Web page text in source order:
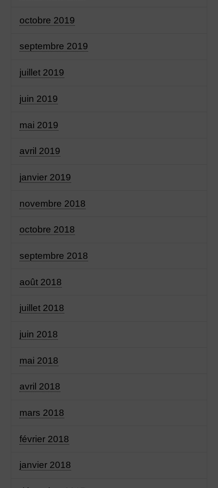
octobre 2019
septembre 2019
juillet 2019
juin 2019
mai 2019
avril 2019
janvier 2019
novembre 2018
octobre 2018
septembre 2018
août 2018
juillet 2018
juin 2018
mai 2018
avril 2018
mars 2018
février 2018
janvier 2018